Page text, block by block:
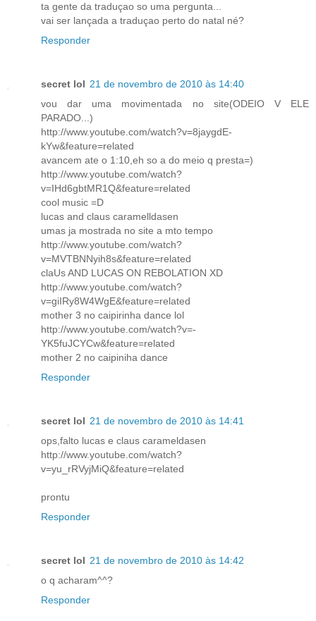
ta gente da traduçao so uma pergunta...
vai ser lançada a traduçao perto do natal né?
Responder
secret lol 21 de novembro de 2010 às 14:40
vou dar uma movimentada no site(ODEIO V ELE
PARADO...)
http://www.youtube.com/watch?v=8jaygdE-
kYw&feature=related
avancem ate o 1:10,eh so a do meio q presta=)
http://www.youtube.com/watch?
v=IHd6gbtMR1Q&feature=related
cool music =D
lucas and claus caramelldasen
umas ja mostrada no site a mto tempo
http://www.youtube.com/watch?
v=MVTBNNyih8s&feature=related
claUs AND LUCAS ON REBOLATION XD
http://www.youtube.com/watch?
v=giIRy8W4WgE&feature=related
mother 3 no caipirinha dance lol
http://www.youtube.com/watch?v=-
YK5fuJCYCw&feature=related
mother 2 no caipiniha dance
Responder
secret lol 21 de novembro de 2010 às 14:41
ops,falto lucas e claus carameldasen
http://www.youtube.com/watch?
v=yu_rRVyjMiQ&feature=related
prontu
Responder
secret lol 21 de novembro de 2010 às 14:42
o q acharam^^?
Responder